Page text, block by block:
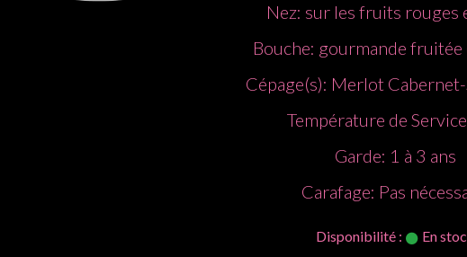
Nez: sur les fruits rouges
Bouche: gourmande fruitée
Cépage(s): Merlot
Température de
Garde: 1 à 3 ans
Carafage: Pas
Disponibilité : En